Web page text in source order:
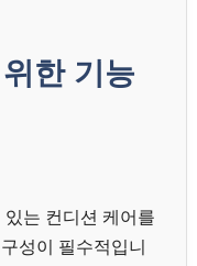
한 기능
는 컨디션 케어를
성이 필수적입니